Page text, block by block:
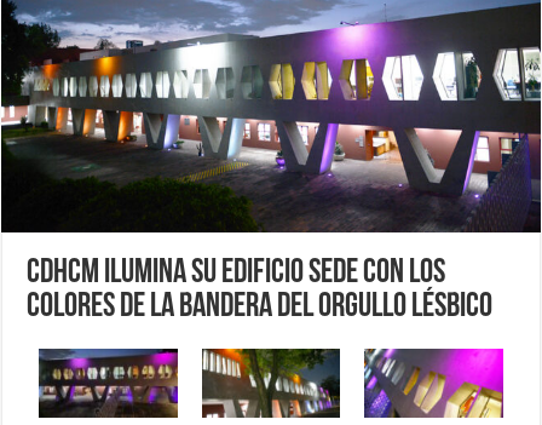
CDHCM ilumina su edificio sede con los
colores de la bandera del Orgullo Lésbico